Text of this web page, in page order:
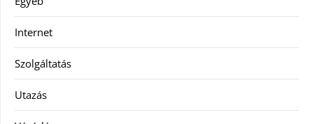
Internet
Szolgáltatás
Utazás